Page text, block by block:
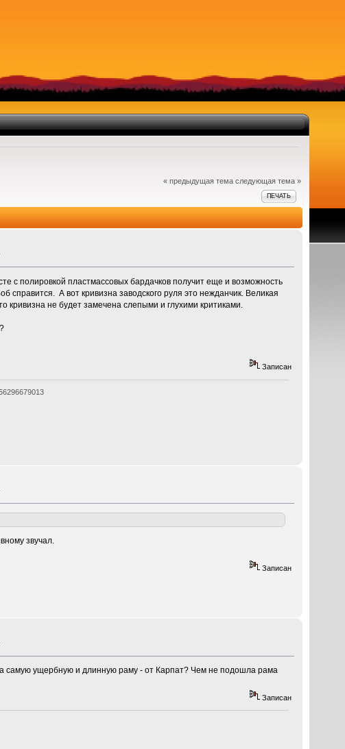
« предыдущая тема следующая тема »
ПЕЧАТЬ
с полировкой пластмассовых бардачков получит еще и возможность
А вот кривизна заводского руля это нежданчик. Великая
кривизна не будет замечена слепыми и глухими критиками.
Записан
звучал.
Записан
самую ущербную и длинную раму - от Карпат? Чем не подошла рама
Записан